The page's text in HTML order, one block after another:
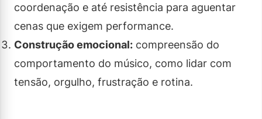
coordenação e até resistência para aguentar
cenas que exigem performance.
Construção emocional: compreensão do
comportamento do músico, como lidar com
tensão, orgulho, frustração e rotina.